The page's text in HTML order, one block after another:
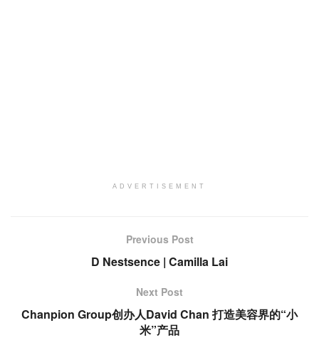
ADVERTISEMENT
Previous Post
D Nestsence | Camilla Lai
Next Post
Chanpion Group创办人David Chan 打造美容界的“小
米”产品